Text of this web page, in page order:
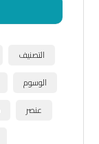
التصنيف
الوسوم
عنصر